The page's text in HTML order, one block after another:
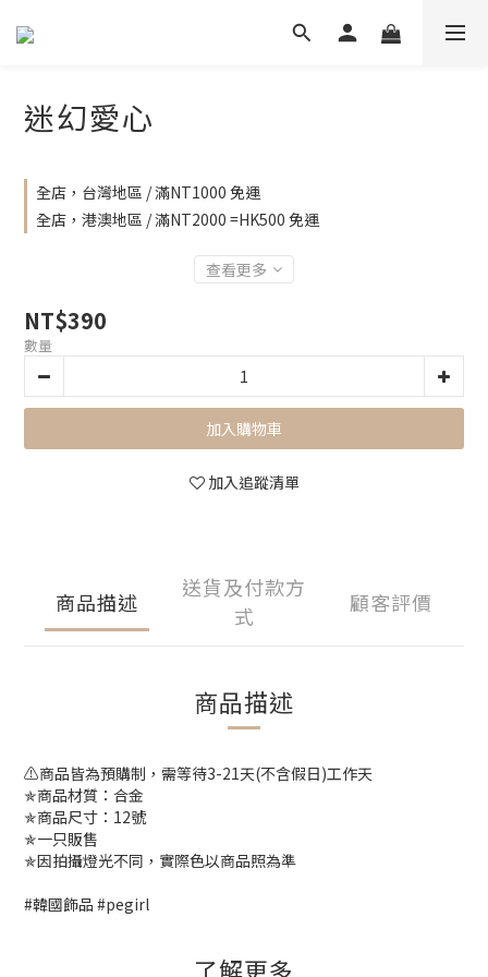
迷幻愛心
全店，台灣地區 / 滿NT1000 免運
全店，港澳地區 / 滿NT2000 =HK500 免運
查看更多
NT$390
數量
加入購物車
加入追蹤清單
商品描述
送貨及付款方
式
顧客評價
商品描述
⚠️商品皆為預購制，需等待3-21天(不含假日)工作天
✯商品材質：合金
✯商品尺寸：12號
✯一只販售
✯因拍攝燈光不同，實際色以商品照為準
#韓國飾品 #pegirl
了解更多